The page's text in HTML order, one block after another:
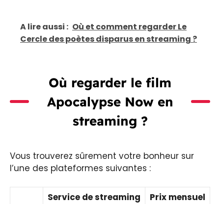
A lire aussi : Où et comment regarder Le
Cercle des poètes disparus en streaming ?
Où regarder le film
Apocalypse Now en
streaming ?
Vous trouverez sûrement votre bonheur sur
l’une des plateformes suivantes :
Service de streaming Prix mensuel